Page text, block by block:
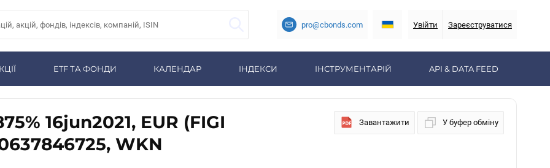
pro@cbonds.com Увійти Зареєструватися
ETF ТА ФОНДИ КАЛЕНДАР ІНДЕКСИ ІНСТРУМЕНТАРІЙ API & DATA FEED
16jun2021, EUR (FIGI
WKN
Завантажити У буфер обміну